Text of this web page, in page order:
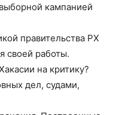
кампанией
правительства РХ
своей работы.
на критику?
дел, судами,